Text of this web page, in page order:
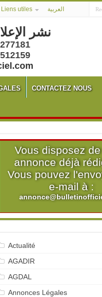
Liens utiles العربية
نشر
CONTACTEZ NOUS
Vous disposez
annonce déjà
Vous pouvez
e-mail à :
Actualité
AGADIR
AGDAL
Annonces Légales